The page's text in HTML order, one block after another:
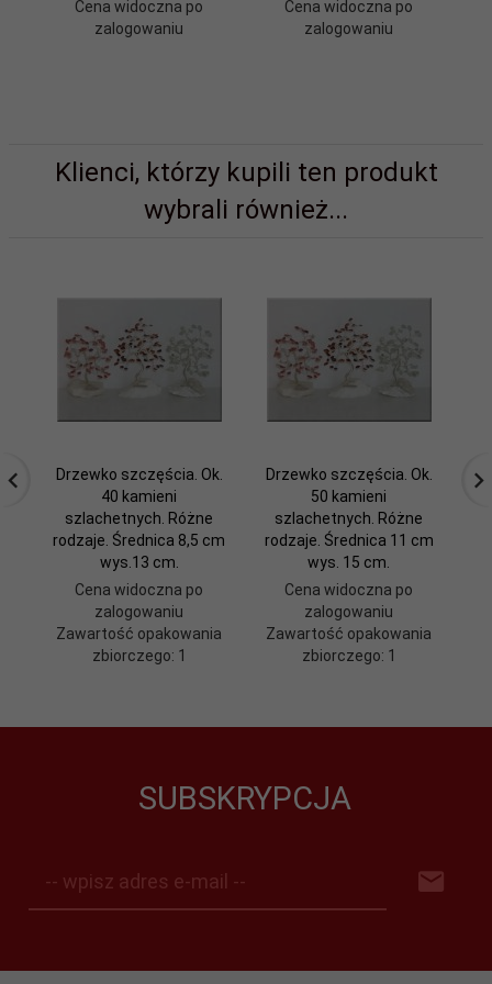
Cena widoczna po
zalogowaniu
Cena widoczna po
zalogowaniu
Klienci, którzy kupili ten produkt
wybrali również...
Drzewko szczęścia. Ok.
40 kamieni
szlachetnych. Różne
rodzaje. Średnica 8,5 cm
wys.13 cm.
Cena widoczna po
zalogowaniu
Zawartość opakowania
zbiorczego: 1
Drzewko szczęścia. Ok.
50 kamieni
szlachetnych. Różne
rodzaje. Średnica 11 cm
wys. 15 cm.
Cena widoczna po
zalogowaniu
Zawartość opakowania
zbiorczego: 1
SUBSKRYPCJA
-- wpisz adres e-mail --